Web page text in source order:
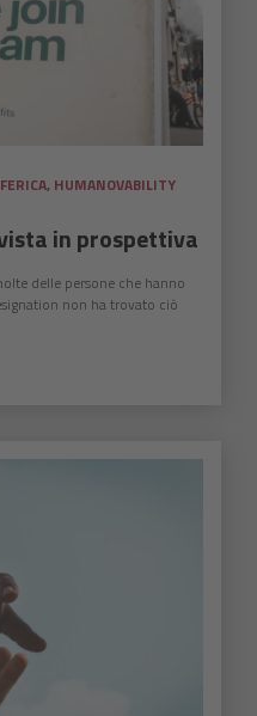
, HUMANOVABILITY
in prospettiva
delle persone che hanno
non ha trovato ciò